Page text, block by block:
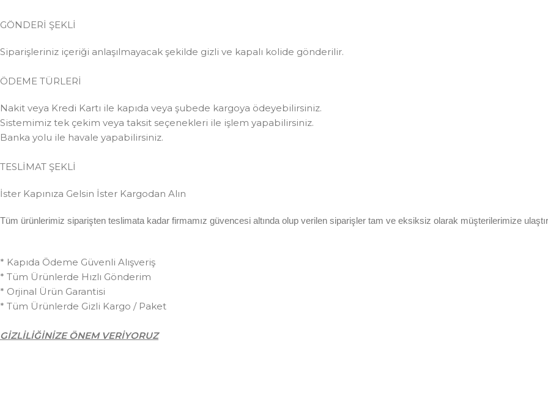
GÖNDERİ ŞEKLİ
Siparişleriniz içeriği anlaşılmayacak şekilde gizli ve kapalı kolide gönderilir.
ÖDEME TÜRLERİ
Nakit veya Kredi Kartı ile kapıda veya şubede kargoya ödeyebilirsiniz.
Sistemimiz tek çekim veya taksit seçenekleri ile işlem yapabilirsiniz.
Banka yolu ile havale yapabilirsiniz.
TESLİMAT ŞEKLİ
İster Kapınıza Gelsin İster Kargodan Alın
Tüm ürünlerimiz siparişten teslimata kadar firmamız güvencesi altında olup verilen siparişler tam ve eksiksiz olarak müşterilerimize
* Kapıda Ödeme Güvenli Alışveriş
* Tüm Ürünlerde Hızlı Gönderim
* Orjinal Ürün Garantisi
* Tüm Ürünlerde Gizli Kargo / Paket
GİZLİLİĞİNİZE ÖNEM VERİYORUZ